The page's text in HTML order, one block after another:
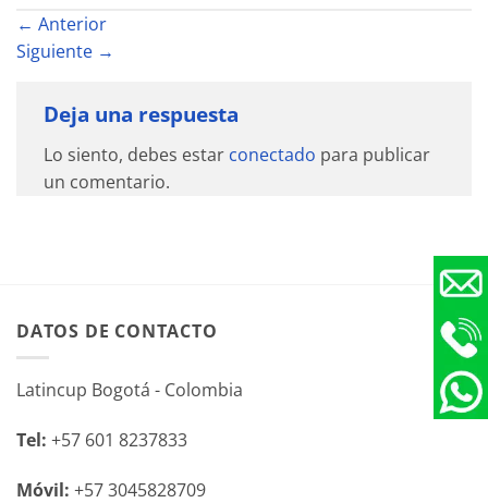
← Anterior
Siguiente →
Deja una respuesta
Lo siento, debes estar conectado para publicar
un comentario.
DATOS DE CONTACTO
Latincup Bogotá - Colombia
Tel: +57 601 8237833
Móvil: +57 3045828709